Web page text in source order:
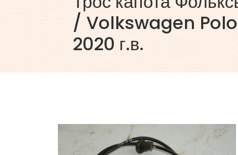
/ Volkswagen Polo
2020 г.в.